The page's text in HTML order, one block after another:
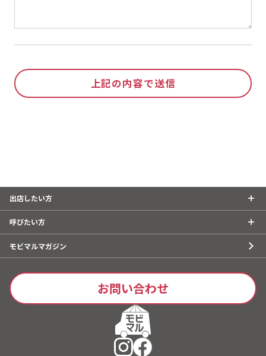
上記の内容で送信
出店したい方
呼びたい方
モビマルマガジン
お問い合わせ